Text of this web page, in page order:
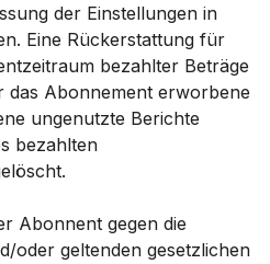
der Einstellungen in
Eine Rückerstattung für
bezahlter Beträge
das Abonnement erworbene
ungenutzte Berichte
bezahlten
Abonnent gegen die
oder geltenden gesetzlichen